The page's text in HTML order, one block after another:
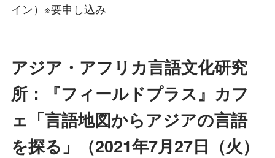
イン）※要申し込み
アジア・アフリカ言語文化研究
所：『フィールドプラス』カフ
ェ「言語地図からアジアの言語
を探る」（2021年7月27日（火）